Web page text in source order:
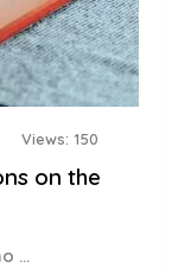
Views: 150
on the
...